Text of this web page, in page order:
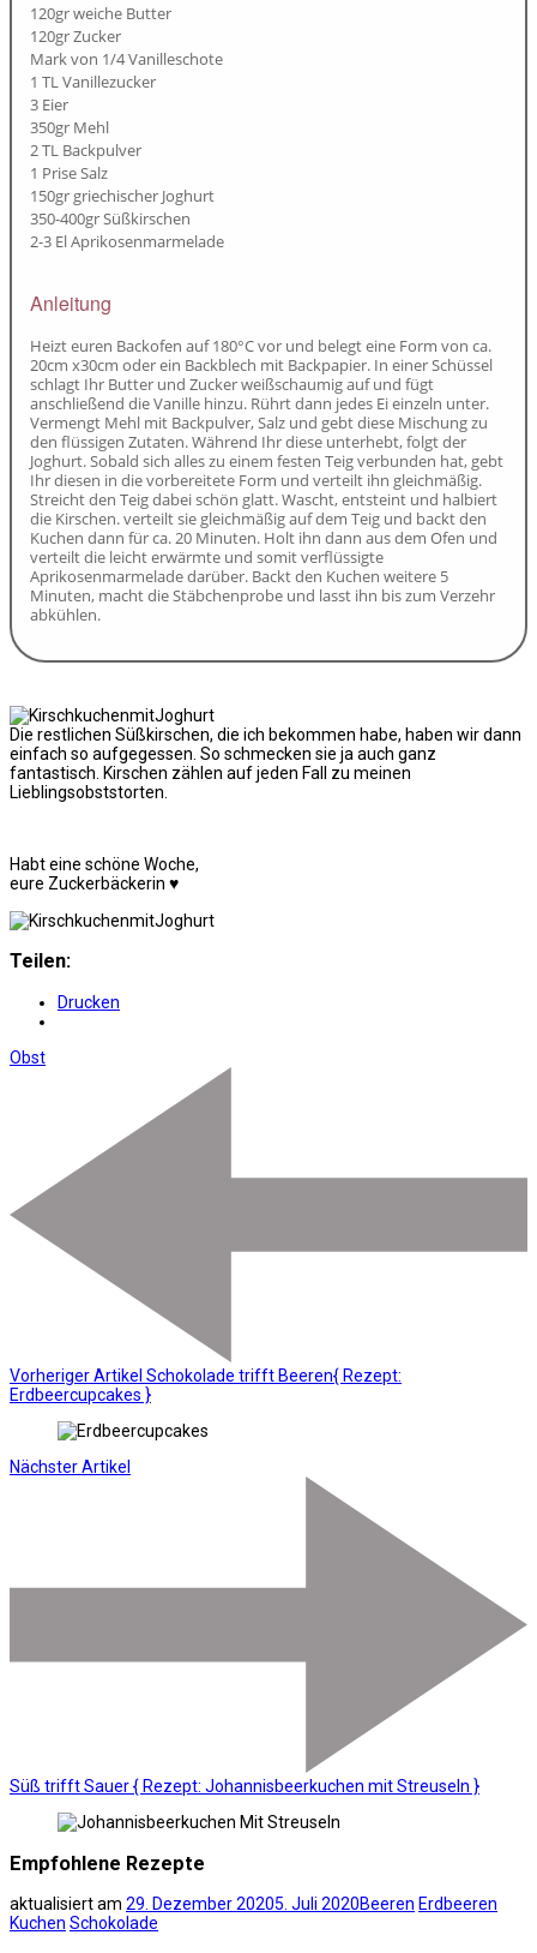
120gr weiche Butter
120gr Zucker
Mark von 1/4 Vanilleschote
1 TL Vanillezucker
3 Eier
350gr Mehl
2 TL Backpulver
1 Prise Salz
150gr griechischer Joghurt
350-400gr Süßkirschen
2-3 El Aprikosenmarmelade
Anleitung
Heizt euren Backofen auf 180°C vor und belegt eine Form von ca.
20cm x30cm oder ein Backblech mit Backpapier. In einer Schüssel
schlagt Ihr Butter und Zucker weißschaumig auf und fügt
anschließend die Vanille hinzu. Rührt dann jedes Ei einzeln unter.
Vermengt Mehl mit Backpulver, Salz und gebt diese Mischung zu
den flüssigen Zutaten. Während Ihr diese unterhebt, folgt der
Joghurt. Sobald sich alles zu einem festen Teig verbunden hat, gebt
Ihr diesen in die vorbereitete Form und verteilt ihn gleichmäßig.
Streicht den Teig dabei schön glatt. Wascht, entsteint und halbiert
die Kirschen. verteilt sie gleichmäßig auf dem Teig und backt den
Kuchen dann für ca. 20 Minuten. Holt ihn dann aus dem Ofen und
verteilt die leicht erwärmte und somit verflüssigte
Aprikosenmarmelade darüber. Backt den Kuchen weitere 5
Minuten, macht die Stäbchenprobe und lasst ihn bis zum Verzehr
abkühlen.
Die restlichen Süßkirschen, die ich bekommen habe, haben wir dann
einfach so aufgegessen. So schmecken sie ja auch ganz
fantastisch. Kirschen zählen auf jeden Fall zu meinen
Lieblingsobststorten.
Habt eine schöne Woche,
eure Zuckerbäckerin ♥
Teilen:
Drucken
Obst
Vorheriger Artikel Schokolade trifft Beeren{ Rezept:
Erdbeercupcakes }
Nächster Artikel
Süß trifft Sauer { Rezept: Johannisbeerkuchen mit Streuseln }
Empfohlene Rezepte
aktualisiert am 29. Dezember 20205. Juli 2020Beeren Erdbeeren
Kuchen Schokolade